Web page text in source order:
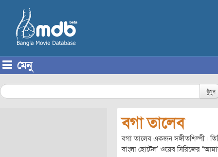
মেনু
খুঁজুন
বগা তালেব
বগা তালেব একজন সঙ্গীতশিল্পী।
বাংলা হোটেল’ ওয়েব সিরিজের